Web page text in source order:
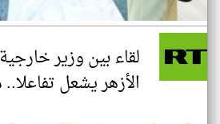
لقاء بين وزير
الأزهر يشعل